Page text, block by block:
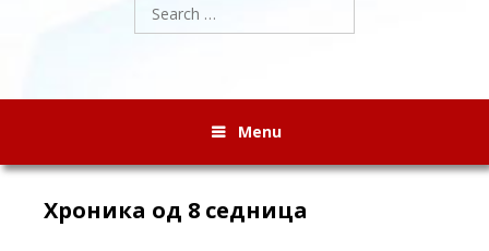
for:
Menu
Хроника од 8 седница